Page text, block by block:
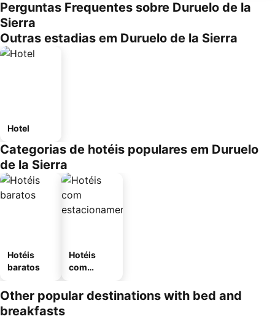
Perguntas Frequentes sobre Duruelo de la
Sierra
Outras estadias em Duruelo de la Sierra
Hotel
Categorias de hotéis populares em Duruelo
de la Sierra
Hotéis
baratos
Hotéis
com
mento
Other popular destinations with bed and
breakfasts